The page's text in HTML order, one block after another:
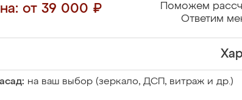
от 39 000 ₽
Поможем
Ответим
на ваш выбор (зеркало, ДСП, витраж и др.)